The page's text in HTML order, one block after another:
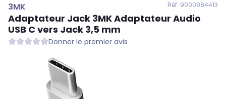
3MK Réf. 9000884413
Adaptateur Jack 3MKAdaptateur Audio
USB C vers Jack 3,5 mm
Donner le premier avis